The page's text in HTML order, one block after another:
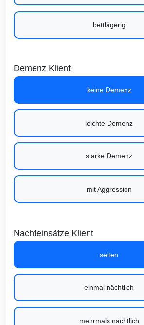
bettlägerig
Demenz Klient
keine Demenz
leichte Demenz
starke Demenz
mit Aggression
Nachteinsätze Klient
selten
einmal nächtlich
mehrmals nächtlich